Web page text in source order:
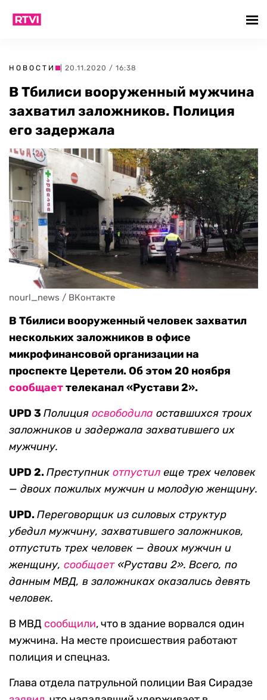
НОВОСТИ | 20.11.2020 / 16:38
В Тбилиси вооруженный мужчина
захватил заложников. Полиция
его задержала
nourl_news / ВКонтакте
В Тбилиси вооруженный человек захватил
нескольких заложников в офисе
микрофинансовой организации на
проспекте Церетели. Об этом 20 ноября
сообщаеттелеканал «Рустави 2».
UPD 3 Полиция освободила оставшихся троих
заложников и задержала захватившего их
мужчину.
UPD 2.Преступник отпустил еще трех человек
— двоих пожилых мужчин и молодую женщину.
UPD.Переговорщик из силовых структур
убедил мужчину, захватившего заложников,
отпустить трех человек — двоих мужчин и
женщину, сообщает«Рустави 2». Всего, по
данным МВД, в заложниках оказались девять
человек.
В МВД сообщили, что в здание ворвался один
мужчина. На месте происшествия работают
полиция и спецназ.
Глава отдела патрульной полиции Вая Сирадзе